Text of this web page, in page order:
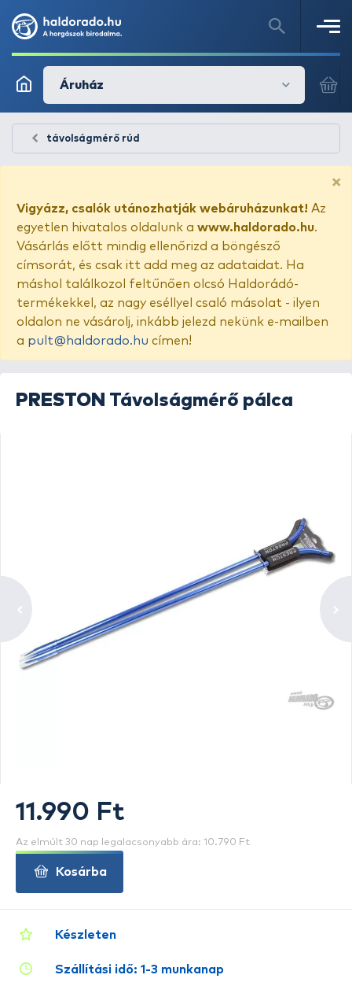
Áruház
távolságmérő rúd
×
Vigyázz, csalók utánozhatják webáruházunkat! Az
egyetlen hivatalos oldalunk a www.haldorado.hu.
Vásárlás előtt mindig ellenőrizd a böngésző
címsorát, és csak itt add meg az adataidat. Ha
máshol találkozol feltűnően olcsó Haldorádó-
termékekkel, az nagy eséllyel csaló másolat - ilyen
oldalon ne vásárolj, inkább jelezd nekünk e-mailben
a pult@haldorado.hu címen!
PRESTON Távolságmérő pálca
Készleten
Szállítási idő: 1-3 munkanap
11.990 Ft
Az elmúlt 30 nap legalacsonyabb ára: 10.790 Ft
Kosárba